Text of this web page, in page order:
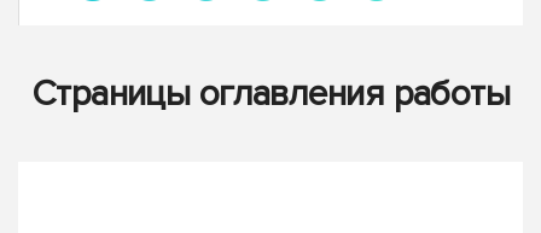
Страницы оглавления работы